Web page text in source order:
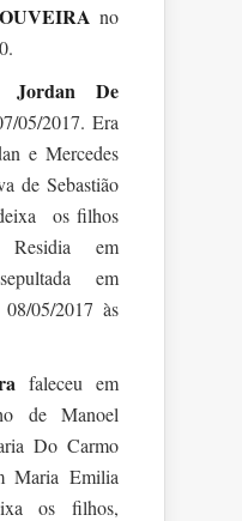
no
Jordan De
05/2017. Era
e Mercedes
de Sebastião
os filhos
em
em
05/2017 às
faleceu em
de Manoel
Do Carmo
Maria Emilia
os filhos,